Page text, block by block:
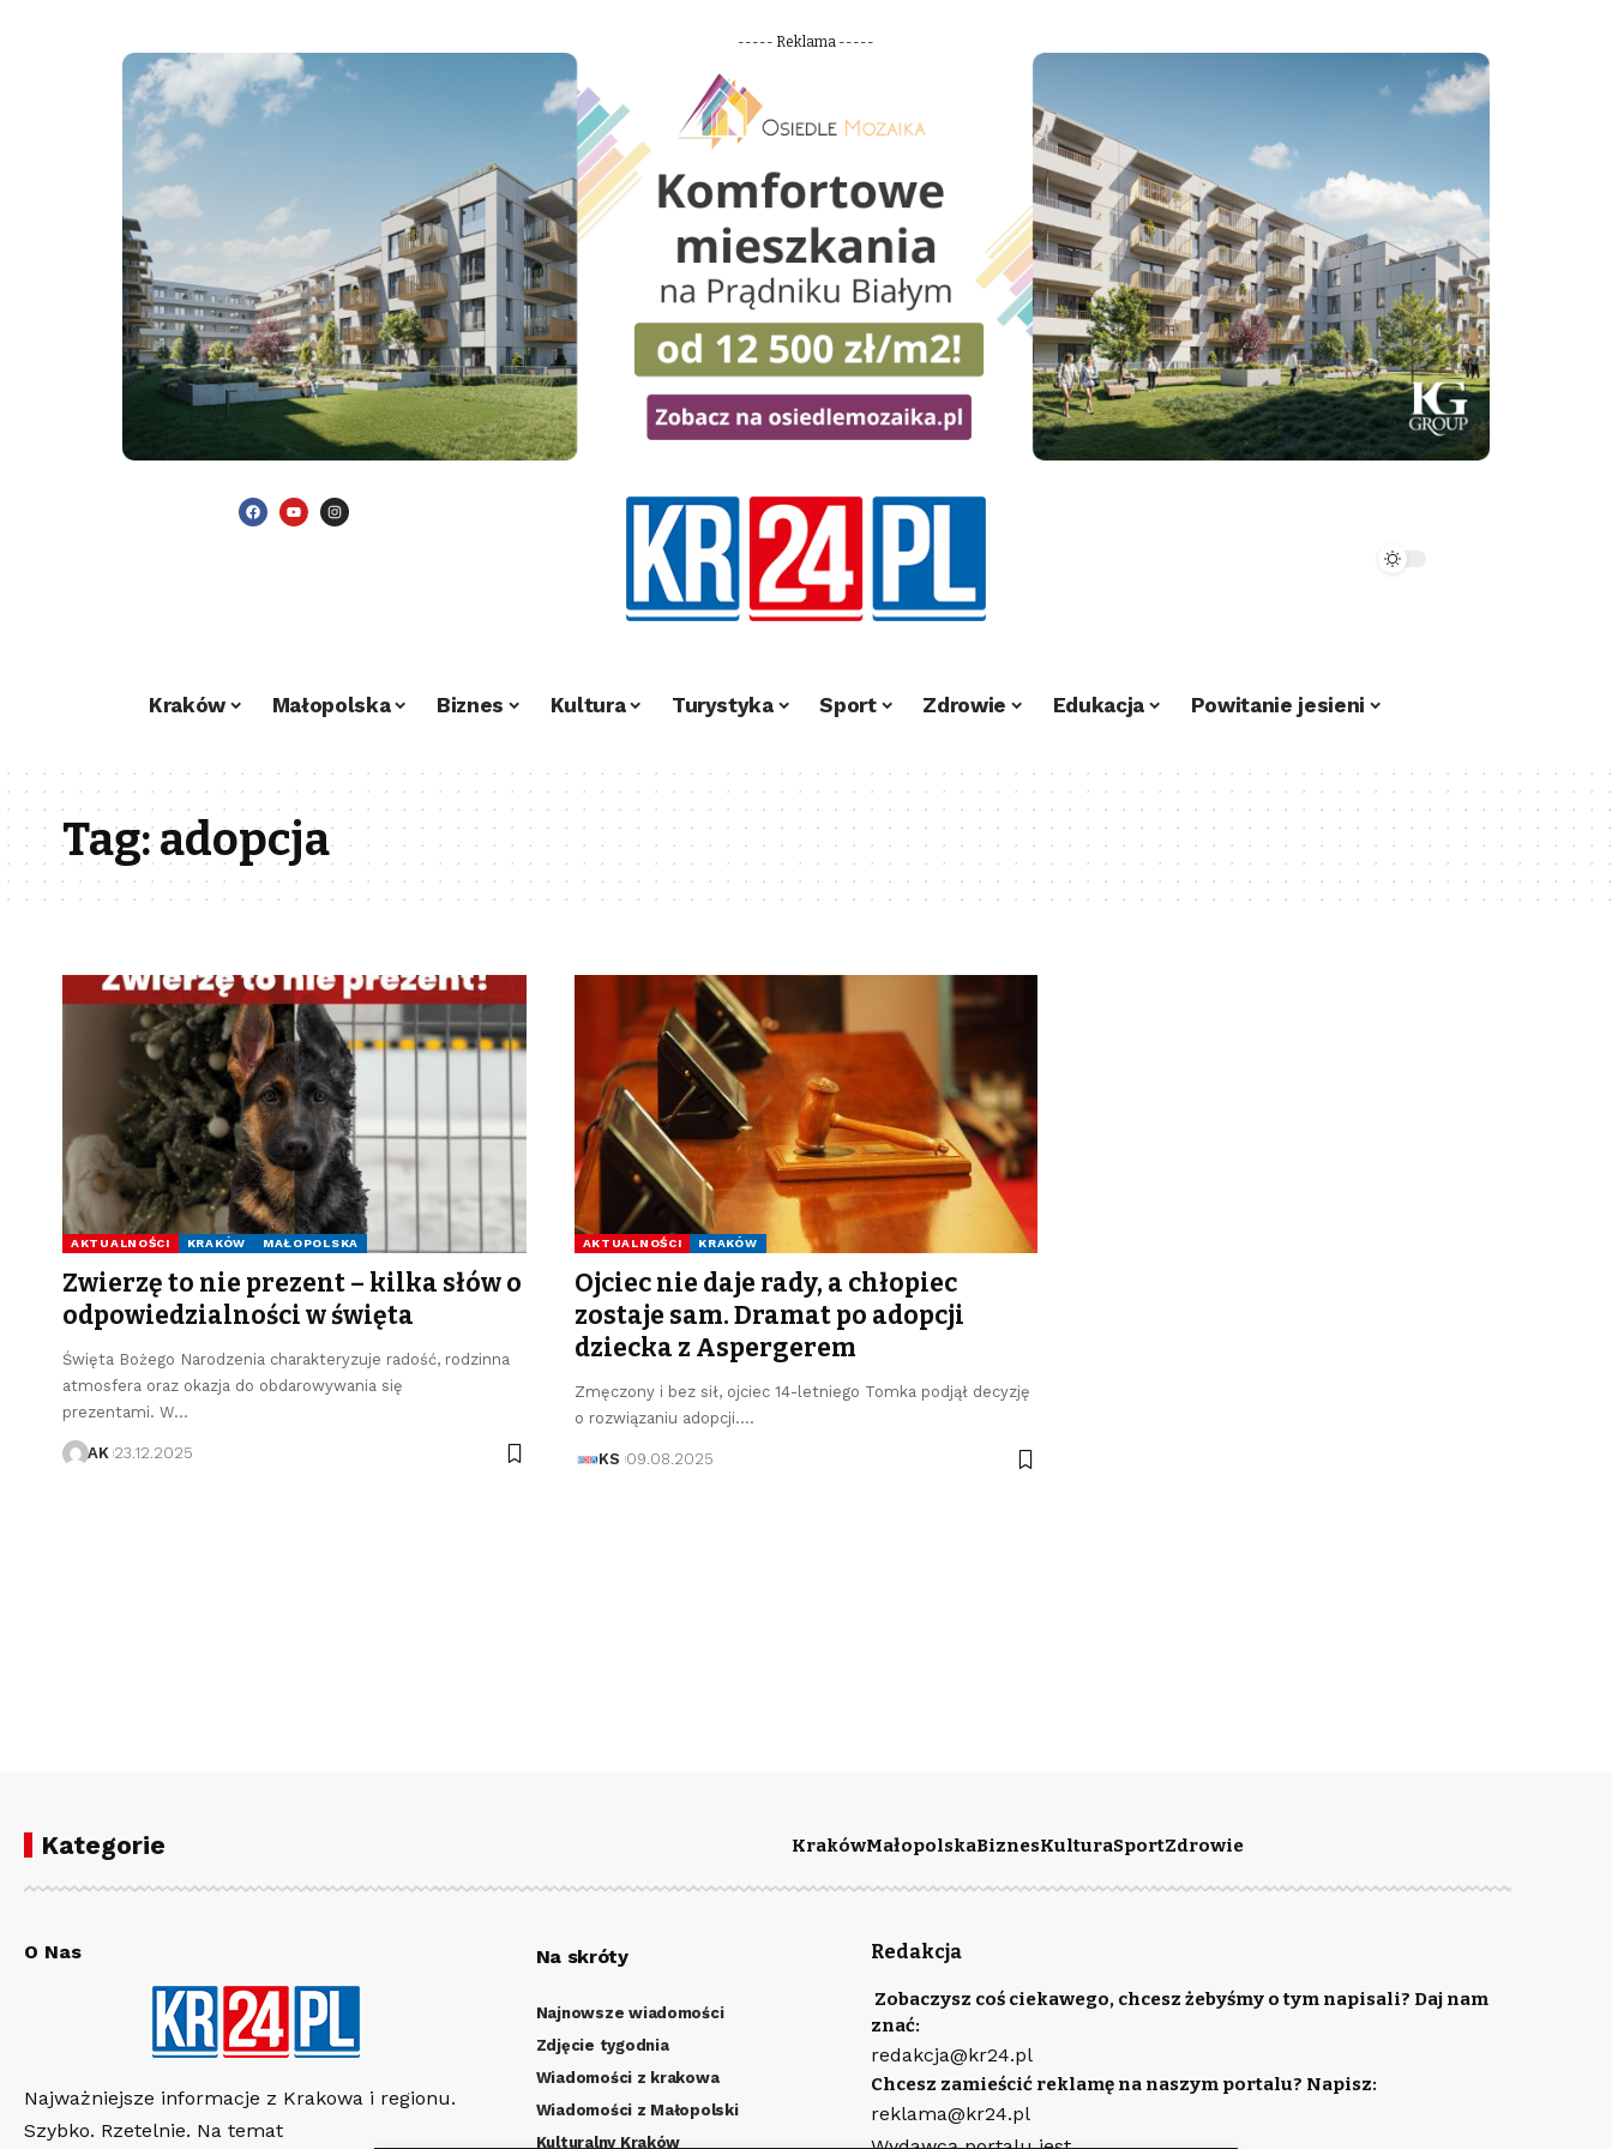
----- Reklama -----
Kraków Małopolska Biznes Kultura Turystyka Sport Zdrowie Edukacja Powitanie jesieni
Tag:adopcja
AKTUALNOŚCI KRAKÓW MAŁOPOLSKA
Zwierzę to nie prezent – kilka słów o
odpowiedzialności w święta
Święta Bożego Narodzenia charakteryzuje radość, rodzinna
atmosfera oraz okazja do obdarowywania się
prezentami. W…
AK 23.12.2025
AKTUALNOŚCI KRAKÓW
Ojciec nie daje rady, a chłopiec
zostaje sam. Dramat po adopcji
dziecka z Aspergerem
Zmęczony i bez sił, ojciec 14-letniego Tomka podjął decyzję
o rozwiązaniu adopcji.…
KS 09.08.2025
Kategorie KrakówMałopolskaBiznesKulturaSportZdrowie
O Nas
Najważniejsze informacje z Krakowa i regionu.
Szybko. Rzetelnie. Na temat
Na skróty
Najnowsze wiadomości
Zdjęcie tygodnia
Wiadomości z krakowa
Wiadomości z Małopolski
Kulturalny Kraków
Redakcja
Zobaczysz coś ciekawego, chcesz żebyśmy o tym napisali? Daj nam
znać:
redakcja@kr24.pl
Chcesz zamieścić reklamę na naszym portalu? Napisz:
reklama@kr24.pl